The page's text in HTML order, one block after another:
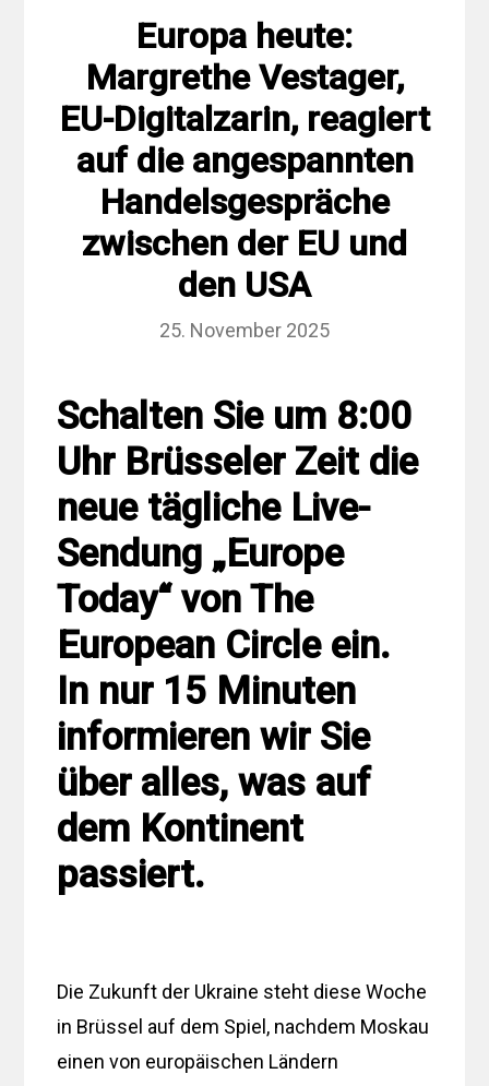
Europa heute:
Margrethe Vestager,
EU-Digitalzarin, reagiert
auf die angespannten
Handelsgespräche
zwischen der EU und
den USA
25. November 2025
Schalten Sie um 8:00
Uhr Brüsseler Zeit die
neue tägliche Live-
Sendung „Europe
Today“ von The
European Circle ein.
In nur 15 Minuten
informieren wir Sie
über alles, was auf
dem Kontinent
passiert.
Die Zukunft der Ukraine steht diese Woche
in Brüssel auf dem Spiel, nachdem Moskau
einen von europäischen Ländern